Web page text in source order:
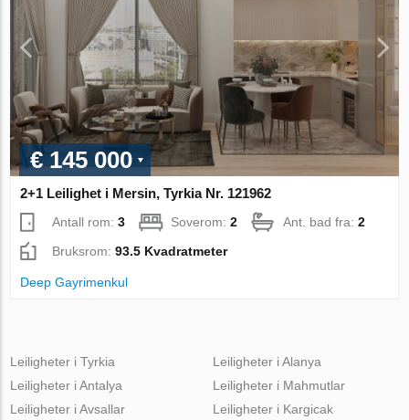
€ 145 000
2+1 Leilighet i Mersin, Tyrkia Nr. 121962
Antall rom:3 Soverom:2 Ant. bad fra:2
Bruksrom:93.5 Kvadratmeter
Deep Gayrimenkul
Leiligheter i Tyrkia
Leiligheter i Antalya
Leiligheter i Avsallar
Leiligheter i Alanya
Leiligheter i Mahmutlar
Leiligheter i Kargicak